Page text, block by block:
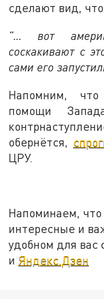
сделают вид,
"… вот
соскакивают с
сами его
Напомним,
помощи
обернётся,
ЦРУ.
Напоминаем,
интересные и
удобном для вас
и Яндекс.Дзен